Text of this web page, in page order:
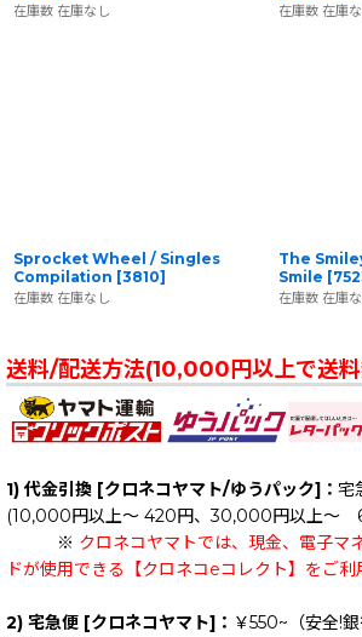
在庫数 在庫なし 在庫数 在庫
Sprocket Wheel / Singles
Compilation [3810]
在庫数 在庫なし
The
Smile [
在庫数 在庫
送料/配送方法(10,000円以上で送
1) 代金引換 [クロネコヤマト/ゆうパック]： 宅
(10,000円以上～ 420円、30,000円以上～
※ クロネコヤマトでは、現金、電子マ
ドが使用できる【クロネコeコレクト】をご利
2) 宅急便 [クロネコヤマト]： ￥550~（安全!